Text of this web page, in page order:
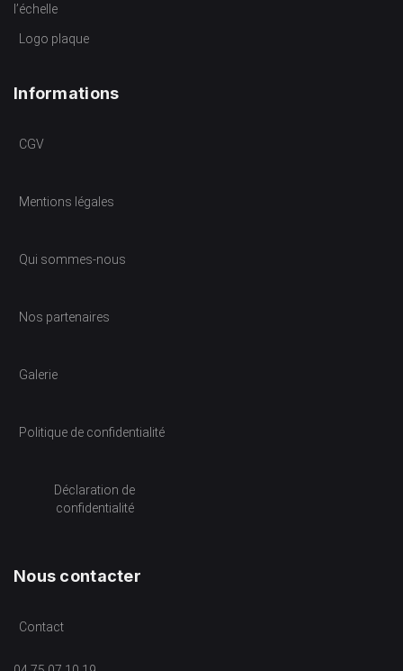
l’échelle
Logo plaque
Informations
CGV
Mentions légales
Qui sommes-nous
Nos partenaires
Galerie
Politique de confidentialité
Déclaration de
confidentialité
Nous contacter
Contact